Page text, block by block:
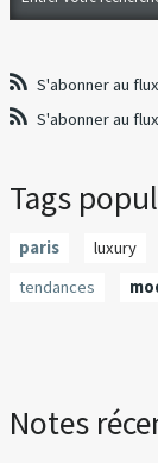
S'abonner au
S'abonner au
Tags
paris luxury
tendances
Notes